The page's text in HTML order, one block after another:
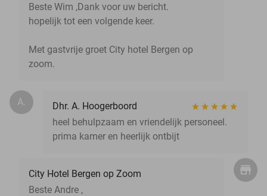
Beste Wim ,Dank voor uw bericht.
hopelijk tot een volgende keer.
Met gastvrije groet City hotel Bergen op
zoom.
A.
Dhr. A. Hoogerboord
heel behulpzaam en vriendelijk personeel.
prima kamer en heerlijk ontbijt
City Hotel Bergen op Zoom
Beste Andre ,